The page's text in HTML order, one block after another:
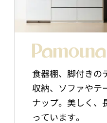
食器棚、脚付きの
収納、ソファやテ
ナップ。美しく、
っています。